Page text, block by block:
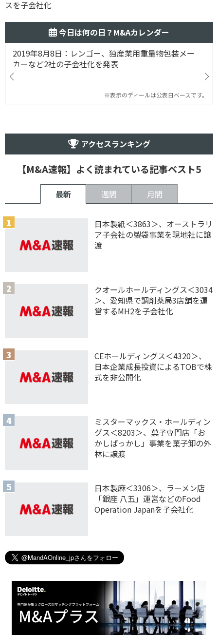
スを子会社化
今日は何の日？M&Aカレンダー
2019年8月8日：レンゴー、独産業用重量物包装メー
カーなど2社の子会社化を発表
※表示のディールは公表日ベースです。
アクセスランキング
【M&A速報】よく読まれている記事ベスト5
最新 週間 月間
日本製紙＜3863＞、オーストラリ
ア子会社の製袋事業を現地社に譲
渡
クオールホールディングス＜3034
＞、愛知県で調剤薬局3店舗を運
営するMH2を子会社化
CEホールディングス＜4320＞、
日本企業成長投資によるTOBで株
式を非公開化
ミスターマックス・ホールディン
グス＜8203＞、菓子専門店「お
かしばっかし」事業を菓子卸の外
林に譲渡
日本製麻＜3306＞、ラーメン店
「銀座 八五」運営などのFood
Operation Japanを子会社化